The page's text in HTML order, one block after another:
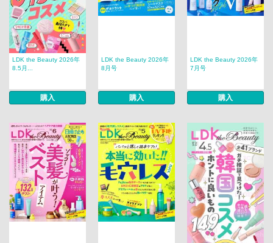
LDK the Beauty 2026年
8.5月...
購入
LDK the Beauty 2026年
8月号
購入
LDK the Beauty 2026年
7月号
購入